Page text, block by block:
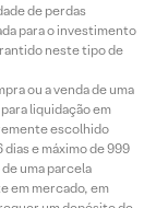
de perdas
para o investimento
neste tipo de
ou a venda de uma
liquidação em
escolhido
e máximo de 999
uma parcela
em mercado, em